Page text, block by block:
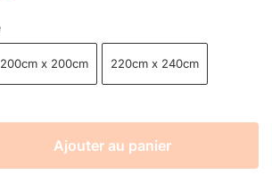
200cm x 200cm 220cm x 240cm
Ajouter au panier